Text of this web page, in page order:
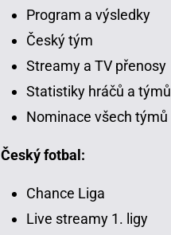
Program a výsledky
Český tým
Streamy a TV přenosy
Statistiky hráčů a týmů
Nominace všech týmů
Český fotbal:
Chance Liga
Live streamy 1. ligy